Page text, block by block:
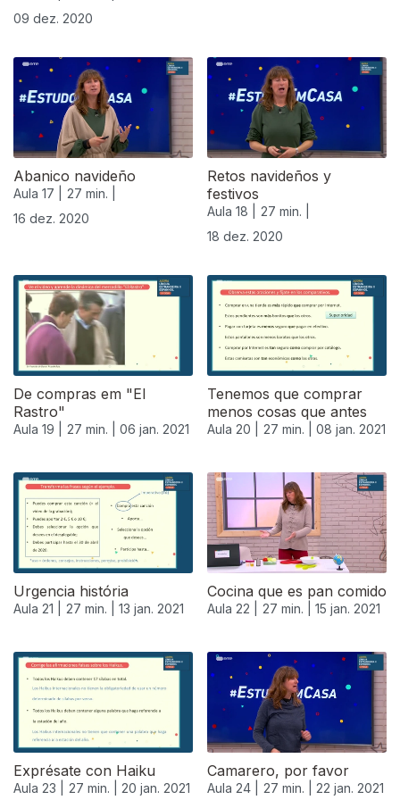
09 dez. 2020
Abanico navideño
Aula 17 |
27 min. |
16 dez. 2020
Retos navideños y
festivos
Aula 18 |
27 min. |
18 dez. 2020
De compras em "El
Rastro"
Aula 19 | 27 min. | 06 jan. 2021
Tenemos que comprar
menos cosas que antes
Aula 20 | 27 min. | 08 jan. 2021
Urgencia história
Aula 21 | 27 min. | 13 jan. 2021
Cocina que es pan comido
Aula 22 | 27 min. | 15 jan. 2021
Exprésate con Haiku
Aula 23 | 27 min. | 20 jan. 2021
Camarero, por favor
Aula 24 | 27 min. | 22 jan. 2021
519502